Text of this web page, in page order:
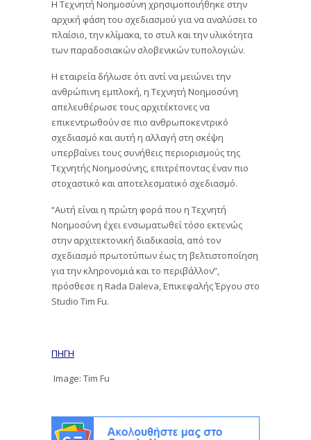
Η Τεχνητή Νοημοσύνη χρησιμοποιήθηκε στην
αρχική φάση του σχεδιασμού για να αναλύσει το
πλαίσιο, την κλίμακα, το στυλ και την υλικότητα
των παραδοσιακών σλοβενικών τυπολογιών.
Η εταιρεία δήλωσε ότι αντί να μειώνει την
ανθρώπινη εμπλοκή, η Τεχνητή Νοημοσύνη
απελευθέρωσε τους αρχιτέκτονες να
επικεντρωθούν σε πιο ανθρωποκεντρικό
σχεδιασμό και αυτή η αλλαγή στη σκέψη
υπερβαίνει τους συνήθεις περιορισμούς της
Τεχνητής Νοημοσύνης, επιτρέποντας έναν πιο
στοχαστικό και αποτελεσματικό σχεδιασμό.
“Αυτή είναι η πρώτη φορά που η Τεχνητή
Νοημοσύνη έχει ενσωματωθεί τόσο εκτενώς
στην αρχιτεκτονική διαδικασία, από τον
σχεδιασμό πρωτοτύπων έως τη βελτιστοποίηση
για την κληρονομιά και το περιβάλλον”,
πρόσθεσε η Rada Daleva, Επικεφαλής Έργου στο
Studio Tim Fu.
ΠΗΓΗ
Image: Tim Fu